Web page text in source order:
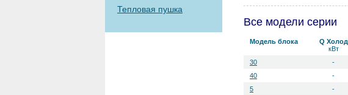
Тепловая пушка
Все модели серии
Модель блока
Q Холод
кВт
30
-
40
-
5
-